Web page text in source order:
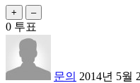
0 투표
문의 2014년 5월